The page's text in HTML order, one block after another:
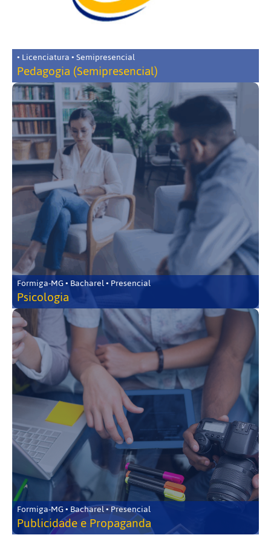
• Licenciatura • Semipresencial
Pedagogia (Semipresencial)
Formiga-MG • Bacharel • Presencial
Psicologia
Formiga-MG • Bacharel • Presencial
Publicidade e Propaganda